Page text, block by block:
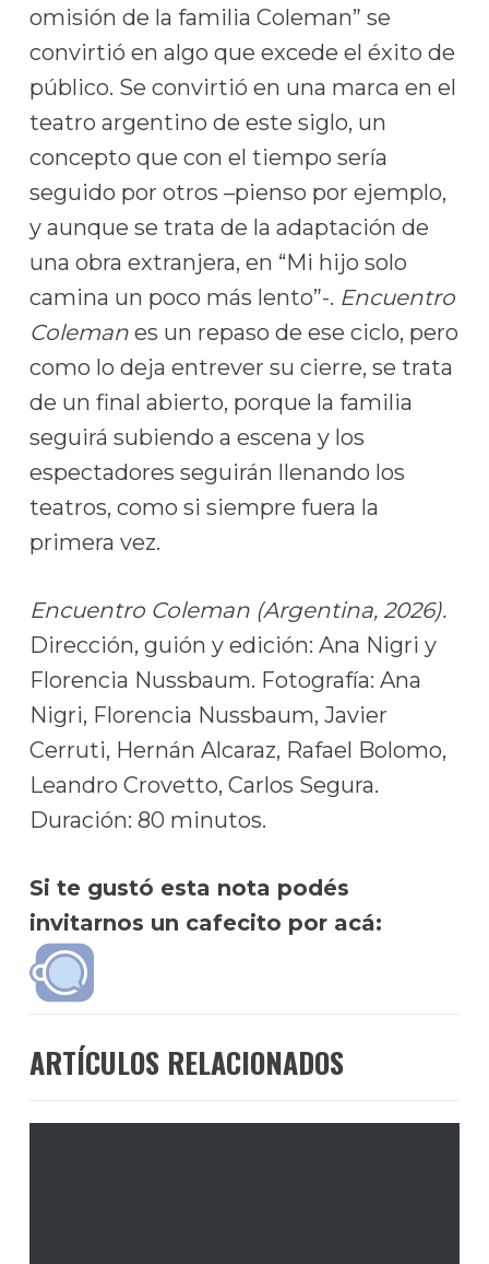
omisión de la familia Coleman” se
convirtió en algo que excede el éxito de
público. Se convirtió en una marca en el
teatro argentino de este siglo, un
concepto que con el tiempo sería
seguido por otros –pienso por ejemplo,
y aunque se trata de la adaptación de
una obra extranjera, en “Mi hijo solo
camina un poco más lento”-. Encuentro
Colemanes un repaso de ese ciclo, pero
como lo deja entrever su cierre, se trata
de un final abierto, porque la familia
seguirá subiendo a escena y los
espectadores seguirán llenando los
teatros, como si siempre fuera la
primera vez.
Encuentro Coleman (Argentina, 2026).
Dirección, guión y edición: Ana Nigri y
Florencia Nussbaum. Fotografía: Ana
Nigri, Florencia Nussbaum, Javier
Cerruti, Hernán Alcaraz, Rafael Bolomo,
Leandro Crovetto, Carlos Segura.
Duración: 80 minutos.
Si te gustó esta nota podés
invitarnos un cafecito por acá:
ARTÍCULOS RELACIONADOS